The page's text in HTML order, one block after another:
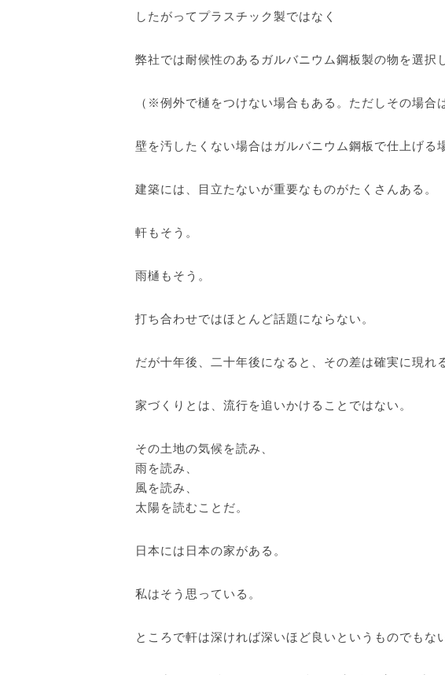
したがってプラスチック製ではなく
弊社では耐候性のあるガルバニウム鋼板製の物を選択
（※例外で樋をつけない場合もある。ただしその場合
壁を汚したくない場合はガルバニウム鋼板で仕上げる
建築には、目立たないが重要なものがたくさんある。
軒もそう。
雨樋もそう。
打ち合わせではほとんど話題にならない。
だが十年後、二十年後になると、その差は確実に現れ
家づくりとは、流行を追いかけることではない。
その土地の気候を読み、
雨を読み、
風を読み、
太陽を読むことだ。
日本には日本の家がある。
私はそう思っている。
ところで軒は深ければ深いほど良いというものでもな